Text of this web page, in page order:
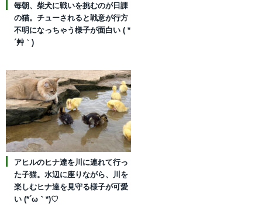
毎朝、柴犬に戦いを挑むのが日課
の猫。チューされると戦意が行方
不明になっちゃう様子が面白い ( *
´艸｀)
アヒルのヒナ達を川に連れて行っ
た子猫。水辺に座りながら、川を
楽しむヒナ達を見守る様子が可愛
い (*´ω｀*)♡